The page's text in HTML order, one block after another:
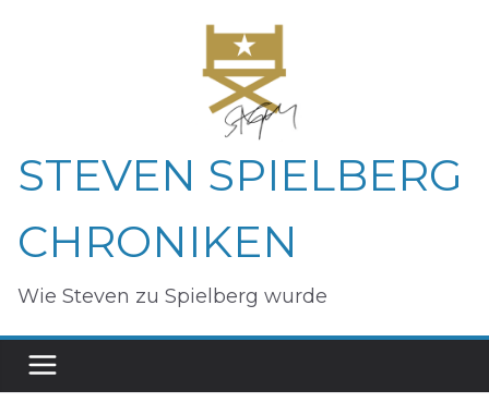
STEVEN SPIELBERG
CHRONIKEN
Wie Steven zu Spielberg wurde